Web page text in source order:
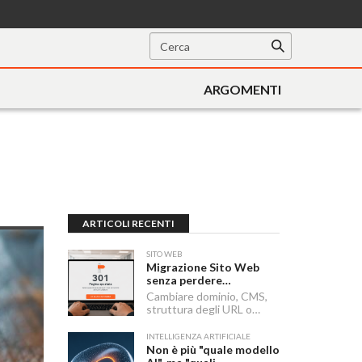
ARGOMENTI
ARTICOLI RECENTI
SITO WEB
Migrazione Sito Web
senza perdere
posizionamento:
Redirect 301, URL e
Checklist SEO
Cambiare dominio, CMS,
struttura degli URL o
momenti in cui un sito
rischia di perdere visibilità
INTELLIGENZA ARTIFICIALE
Non è più "quale modello